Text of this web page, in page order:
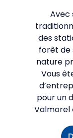
Avec
des
forêt de
nature
Vous
pour un
Valmorel